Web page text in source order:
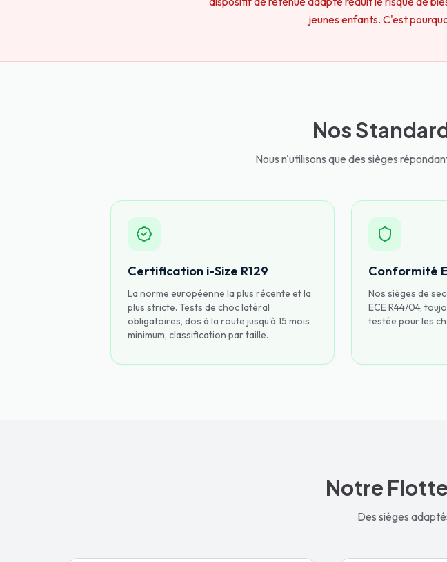
jeunes enfants. C'est
Nos
Nous n'utilisons que des sièges
Certification i-Size R129
La norme européenne la plus récente et la
plus stricte. Tests de choc latéral
obligatoires, dos à la route jusqu'à 15 mois
minimum, classification par taille.
Conformité
Nos sièges de
ECE R44/04,
testée pour les
Notre
Des sièges